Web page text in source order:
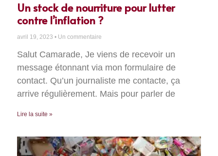
Un stock de nourriture pour lutter
contre l’inflation ?
avril 19, 2023 Un commentaire
Salut Camarade, Je viens de recevoir un
message étonnant via mon formulaire de
contact. Qu’un journaliste me contacte, ça
arrive régulièrement. Mais pour parler de
Lire la suite »